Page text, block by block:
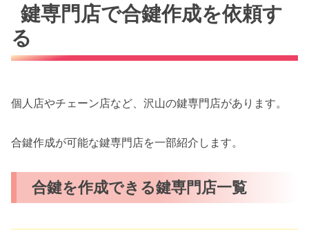
鍵専門店で合鍵作成を依頼す
る
個人店やチェーン店など、沢山の鍵専門店があります。
合鍵作成が可能な鍵専門店を一部紹介します。
合鍵を作成できる鍵専門店一覧